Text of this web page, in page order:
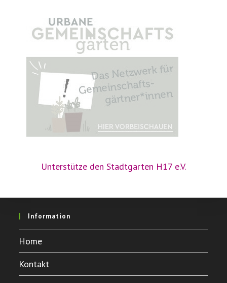
Unterstütze den Stadtgarten H17 e.V.
Information
Home
Kontakt